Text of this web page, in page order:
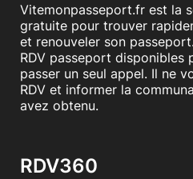
Vitemonpasseport.fr est la
gratuite pour trouver
et renouveler son
RDV passeport disponibles
passer un seul appel. Il ne
RDV et informer la
avez obtenu.
RDV360